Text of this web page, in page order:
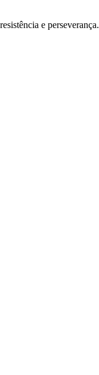
e perseverança.